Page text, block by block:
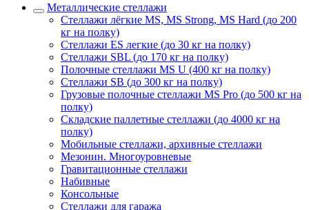
Металлические стеллажи
Стеллажи лёгкие MS, MS Strong, MS Hard (до 200
кг на полку)
Стеллажи ES легкие (до 30 кг на полку)
Стеллажи SBL (до 170 кг на полку)
Полочные стеллажи MS U (400 кг на полку)
Стеллажи SB (до 300 кг на полку)
Грузовые полочные стеллажи MS Pro (до 500 кг на
полку)
Складские паллетные стеллажи (до 4000 кг на
полку)
Мобильные стеллажи, архивные стеллажи
Мезонин. Многоуровневые
Гравитационные стеллажи
Набивные
Консольные
Стеллажи для гаража